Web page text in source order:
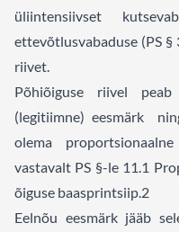
üliintensiivset
ettevõtlusvabaduse (PS §
riivet.
Põhiõiguse riivel
(legitiimne) eesmärk
olema
vastavalt PS §-le 11. 1
õiguse baasprintsiip. 2
Eelnõu eesmärk jääb